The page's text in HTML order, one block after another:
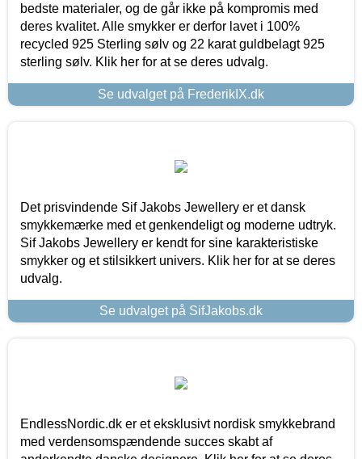
bedste materialer, og de går ikke på kompromis med
deres kvalitet. Alle smykker er derfor lavet i 100%
recycled 925 Sterling sølv og 22 karat guldbelagt 925
sterling sølv. Klik her for at se deres udvalg.
Se udvalget på FrederikIX.dk
Det prisvindende Sif Jakobs Jewellery er et dansk
smykkemærke med et genkendeligt og moderne udtryk.
Sif Jakobs Jewellery er kendt for sine karakteristiske
smykker og et stilsikkert univers. Klik her for at se deres
udvalg.
Se udvalget på SifJakobs.dk
EndlessNordic.dk er et eksklusivt nordisk smykkebrand
med verdensomspændende succes skabt af